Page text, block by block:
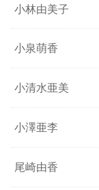
小林由美子
小泉萌香
小清水亜美
小澤亜李
尾崎由香